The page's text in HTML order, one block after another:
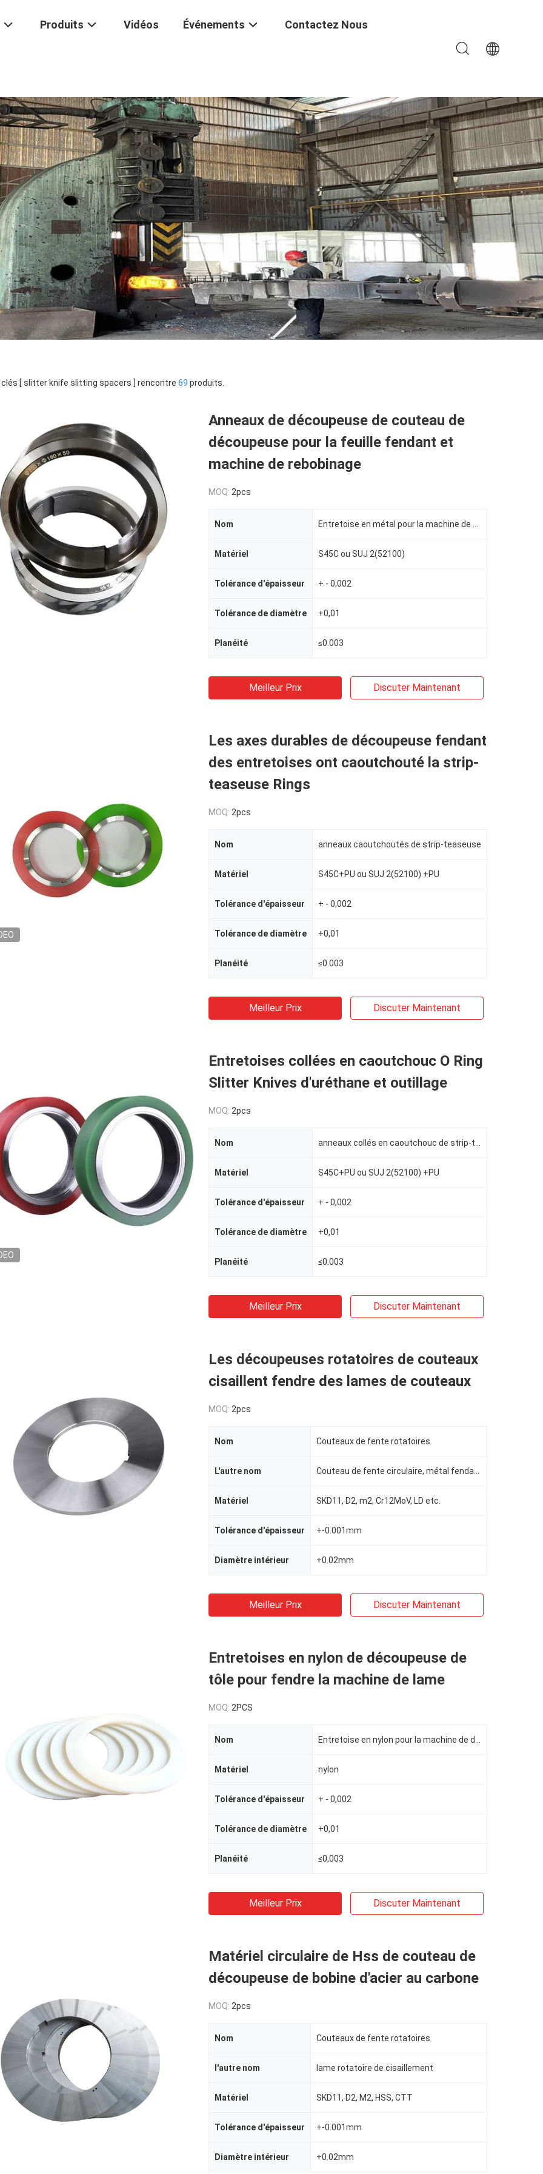
Produits Vidéos Événements Contactez Nous
[ slitter knife slitting spacers ] rencontre 69 produits.
Anneaux de découpeuse de couteau de
découpeuse pour la feuille fendant et
machine de rebobinage
MOQ: 2pcs
Nom
Matériel S45C ou SUJ 2(52100)
Tolérance d'épaisseur + - 0,002
Tolérance de diamètre +0,01
Planéité ≤0.003
Meilleur Prix Discuter Maintenant
Les axes durables de découpeuse fendant
des entretoises ont caoutchouté la strip-
teaseuse Rings
MOQ: 2pcs
Nom anneaux caoutchoutés de strip-teaseuse
Matériel S45C+PU ou SUJ 2(52100) +PU
Tolérance d'épaisseur + - 0,002
Tolérance de diamètre +0,01
Planéité ≤0.003
Meilleur Prix Discuter Maintenant
Entretoises collées en caoutchouc O Ring
Slitter Knives d'uréthane et outillage
MOQ: 2pcs
Nom
Matériel S45C+PU ou SUJ 2(52100) +PU
Tolérance d'épaisseur + - 0,002
Tolérance de diamètre +0,01
Planéité ≤0.003
Meilleur Prix Discuter Maintenant
Les découpeuses rotatoires de couteaux
cisaillent fendre des lames de couteaux
MOQ: 2pcs
Nom Couteaux de fente rotatoires
L'autre nom
Matériel SKD11, D2, m2, Cr12MoV, LD etc.
Tolérance d'épaisseur +-0.001mm
Diamètre intérieur +0.02mm
Meilleur Prix Discuter Maintenant
Entretoises en nylon de découpeuse de
tôle pour fendre la machine de lame
MOQ: 2PCS
Nom
Matériel nylon
Tolérance d'épaisseur + - 0,002
Tolérance de diamètre +0,01
Planéité ≤0,003
Meilleur Prix Discuter Maintenant
Matériel circulaire de Hss de couteau de
découpeuse de bobine d'acier au carbone
MOQ: 2pcs
Nom Couteaux de fente rotatoires
l'autre nom lame rotatoire de cisaillement
Matériel SKD11, D2, M2, HSS, CTT
Tolérance d'épaisseur +-0.001mm
Diamètre intérieur +0.02mm